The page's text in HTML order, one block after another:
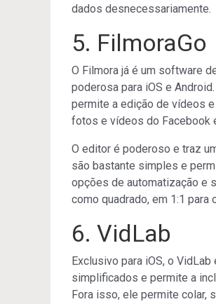
dados desnecessariamente.
5. FilmoraGo
O Filmora já é um software
poderosa para iOS e
permite a edição de vídeos
fotos e vídeos do Facebook
O editor é poderoso e traz
são bastante simples e
opções de automatização e
como quadrado, em 1:1 para
6. VidLab
Exclusivo para iOS, o
simplificados e permite a
Fora isso, ele permite colar,